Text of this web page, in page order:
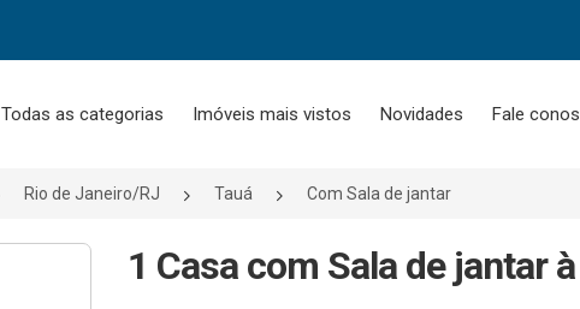
Todas as categorias Imóveis mais vistos Novidades Fale
Rio de Janeiro/RJ Tauá Com Sala de jantar
1 Casa com Sala de jantar